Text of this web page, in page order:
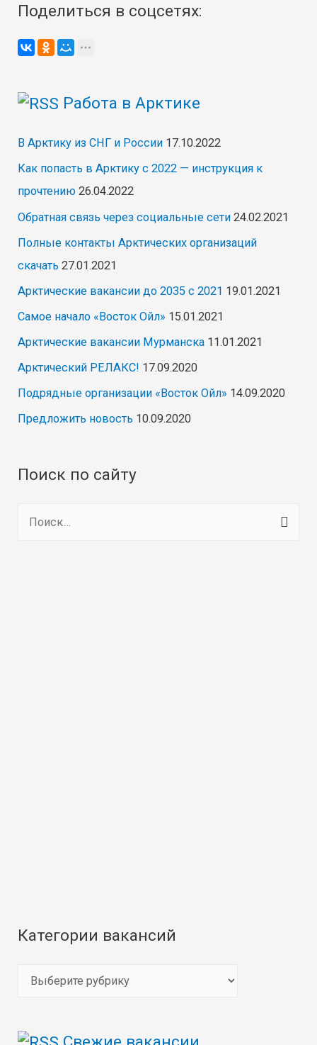
Поделиться в соцсетях:
Работа в Арктике
В Арктику из СНГ и России 17.10.2022
Как попасть в Арктику с 2022 — инструкция к
прочтению 26.04.2022
Обратная связь через социальные сети 24.02.2021
Полные контакты Арктических организаций
скачать 27.01.2021
Арктические вакансии до 2035 с 2021 19.01.2021
Самое начало «Восток Ойл» 15.01.2021
Арктические вакансии Мурманска 11.01.2021
Арктический РЕЛАКС! 17.09.2020
Подрядные организации «Восток Ойл» 14.09.2020
Предложить новость 10.09.2020
Поиск по сайту
Категории вакансий
е